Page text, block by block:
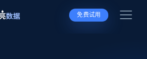
免费试用